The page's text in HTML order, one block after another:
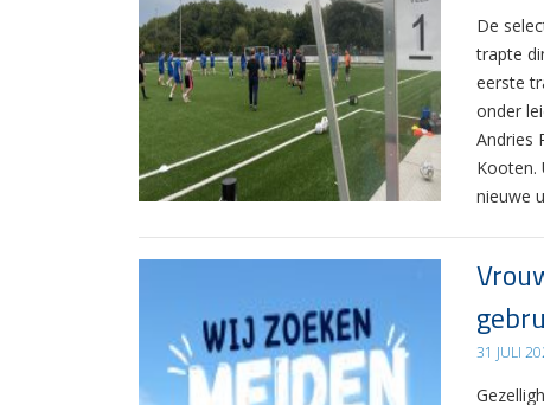
De
trapte
eerste
onder
Andries
Kooten.
nieuwe
31 JULI